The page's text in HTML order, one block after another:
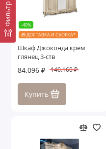
Фильтр
-40%
🎁 ДОСТАВКА И СБОРКА*
Шкаф Джоконда крем
глянец 3-ств
84.096 ₽ 140.160 ₽
Купить